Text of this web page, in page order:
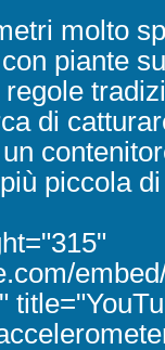
molto
piante
di
piccola